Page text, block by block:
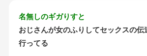
名無しのギガりすと
おじさんが女のふりしてセックスの伝
行ってる